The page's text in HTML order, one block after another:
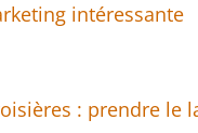
intéressante
: prendre le